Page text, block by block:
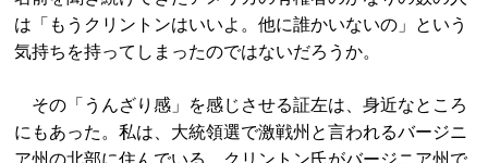
は「もうクリントンはいいよ。他に誰かいないの」という
気持ちを持ってしまったのではないだろうか。
その「うんざり感」を感じさせる証左は、身近なところ
にもあった。私は、大統領選で激戦州と言われるバージニ
ア州の北部に住んでいる。クリントン氏がバージニア州で